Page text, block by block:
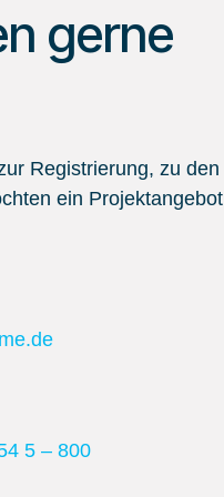
gerne
Registrierung, zu den
ein Projektangebot
5 – 800